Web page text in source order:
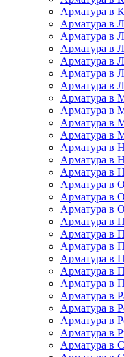
Арматура в
Арматура в
Арматура в
Арматура в
Арматура в
Арматура в
Арматура в
Арматура в
Арматура в
Арматура в
Арматура в
Арматура в
Арматура в
Арматура в
Арматура в
Арматура в
Арматура в
Арматура в
Арматура в
Арматура в
Арматура в
Арматура в
Арматура в
Арматура в
Арматура в
Арматура в
Арматура в
Арматура в